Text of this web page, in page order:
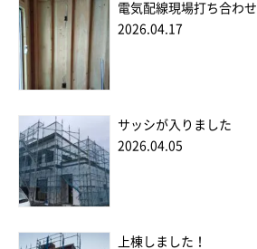
電気配線現場打ち合わせ
2026.04.17
サッシが入りました
2026.04.05
上棟しました！